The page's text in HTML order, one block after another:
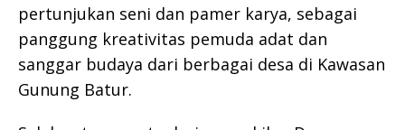
pertunjukan seni dan pamer karya, sebagai
panggung kreativitas pemuda adat dan
sanggar budaya dari berbagai desa di Kawasan
Gunung Batur.